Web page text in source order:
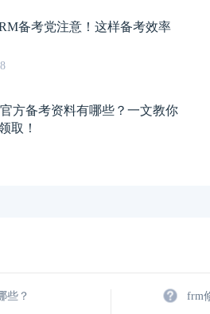
备考党注意！这样备考效率
方备考资料有哪些？一文教你
取！
些？ frm